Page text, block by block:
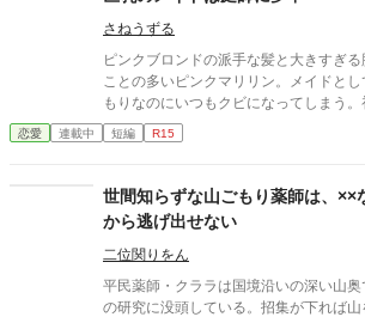
さねうずる
ピンクブロンドの派手な髪と大きすぎ
ことの多いピンクマリリン。メイドと
もりなのにいつもクビになってしまう
やっとの思いで雇ってもらえたお屋敷
な庭師のエバンスさん。彼のことが気に
恋愛 連載中 短編 R15
世間知らずな山ごもり薬師は、××
から逃げ出せない
二位関りをん
平民薬師・クララは国境沿いの深い山
の研究に没頭している。招集が下れば